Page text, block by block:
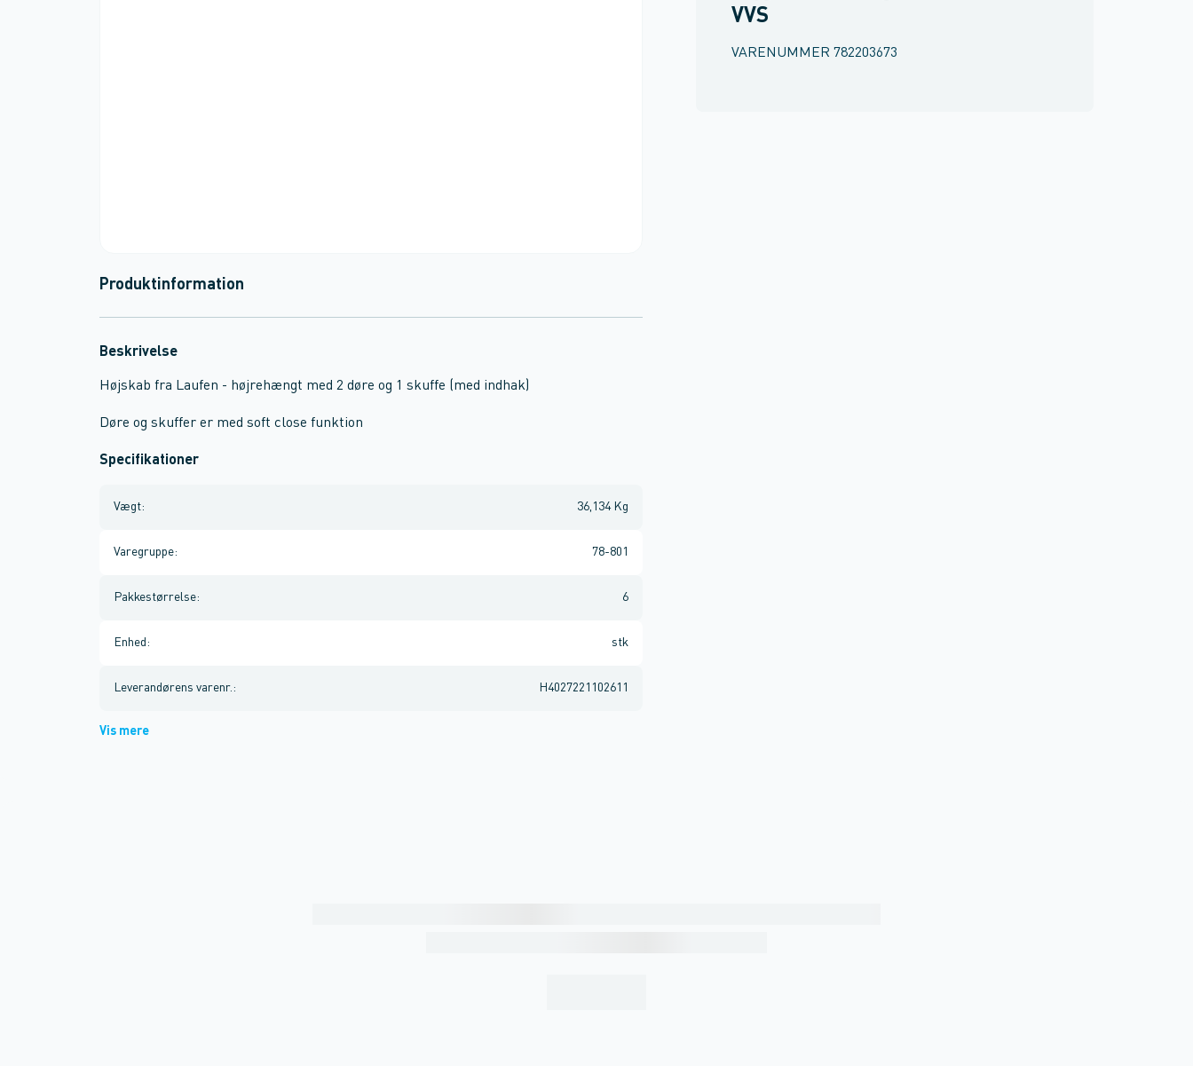
VVS
VARENUMMER 782203673
Produktinformation
Beskrivelse
Højskab fra Laufen - højrehængt med 2 døre og 1 skuffe (med indhak)
Døre og skuffer er med soft close funktion
Specifikationer
Vægt: 36,134 Kg
Varegruppe: 78-801
Pakkestørrelse: 6
Enhed : stk
Leverandørens varenr. : H4027221102611
Vis mere